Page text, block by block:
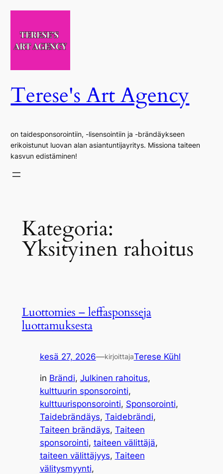
Siirry
Terese's Art Agency
on taidesponsorointiin, -lisensointiin ja -brändäykseen
erikoistunut luovan alan asiantuntijayritys. Missiona taiteen
kasvun edistäminen!
Kategoria:
Yksityinen rahoitus
Luottomies – leffasponsseja
luottamuksesta
kesä 27, 2026—kirjoittajaTerese Kühl
in Brändi, Julkinen rahoitus
kulttuurin sponsorointi
kulttuurisponsorointi, Sponsorointi
Taidebrändäys, Taidebrändi
Taiteen brändäys, Taiteen
sponsorointi, taiteen välittäjä
taiteen välittäjyys, Taiteen
välitysmyynti